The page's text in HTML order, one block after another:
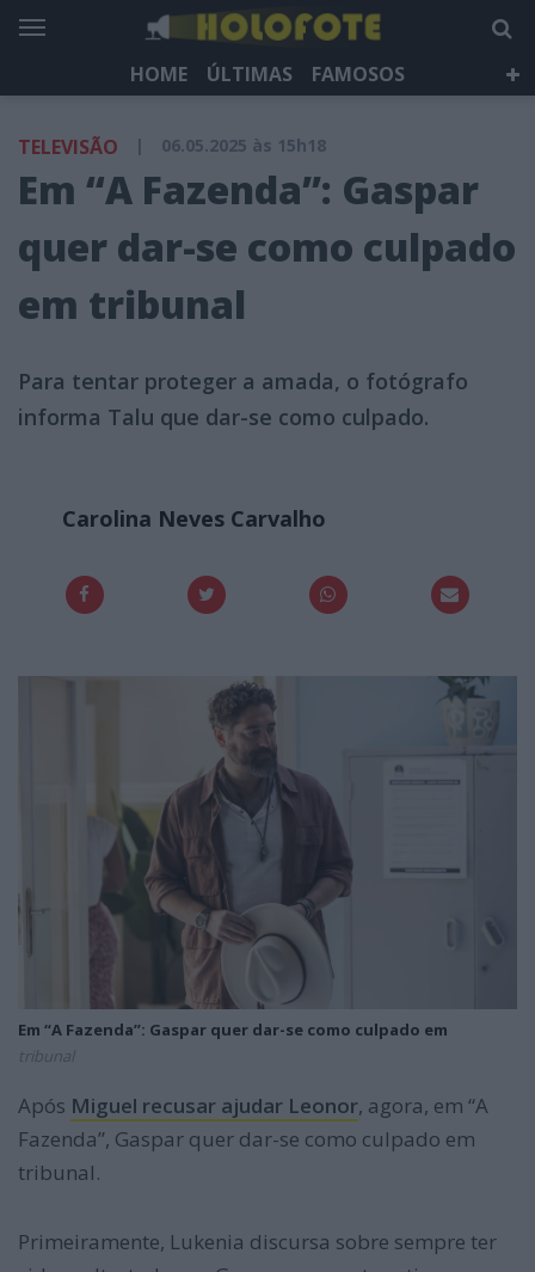
HOME ÚLTIMAS
FAMOSOS
HOLOFOTE TV
NEWSLETTER
TELEVISÃO | 06.05.2025 às 15h18
Em “A Fazenda”: Gaspar
quer dar-se como culpado
em tribunal
Para tentar proteger a amada, o fotógrafo
informa Talu que dar-se como culpado.
Carolina Neves Carvalho
Em “A Fazenda”: Gaspar quer dar-se como culpado em
tribunal
Após Miguel recusar ajudar Leonor, agora, em “A
Fazenda”, Gaspar quer dar-se como culpado em
tribunal.
Primeiramente, Lukenia discursa sobre sempre ter